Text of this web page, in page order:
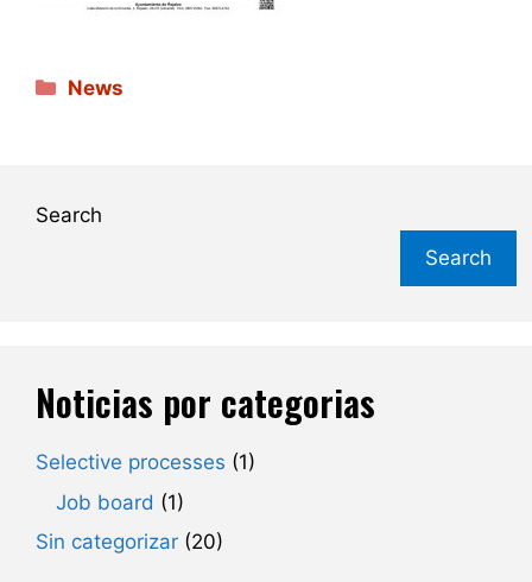
Categories
News
Search
Search
Noticias por categorias
Selective processes (1)
Job board (1)
Sin categorizar (20)